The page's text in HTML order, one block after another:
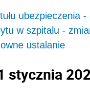
ubezpieczenia
w szpitalu -
ustalanie
stycznia